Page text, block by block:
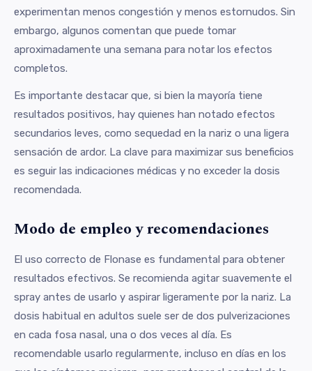
experimentan menos congestión y menos estornudos. Sin
embargo, algunos comentan que puede tomar
aproximadamente una semana para notar los efectos
completos.
Es importante destacar que, si bien la mayoría tiene
resultados positivos, hay quienes han notado efectos
secundarios leves, como sequedad en la nariz o una ligera
sensación de ardor. La clave para maximizar sus beneficios
es seguir las indicaciones médicas y no exceder la dosis
recomendada.
Modo de empleo y recomendaciones
El uso correcto de Flonase es fundamental para obtener
resultados efectivos. Se recomienda agitar suavemente el
spray antes de usarlo y aspirar ligeramente por la nariz. La
dosis habitual en adultos suele ser de dos pulverizaciones
en cada fosa nasal, una o dos veces al día. Es
recomendable usarlo regularmente, incluso en días en los